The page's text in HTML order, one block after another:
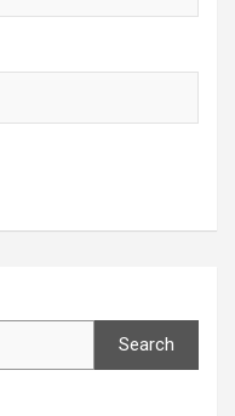
Search